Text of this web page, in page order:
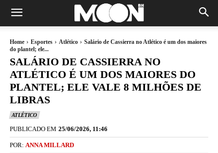
Home Esportes Atlético
Salário de Cassierra no Atlético é um dos maiores
do plantel; ele...
SALÁRIO DE CASSIERRA NO
ATLÉTICO É UM DOS MAIORES DO
PLANTEL; ELE VALE 8 MILHÕES DE
LIBRAS
ATLÉTICO
PUBLICADO EM 25/06/2026, 11:46
POR: ANNA MILLARD